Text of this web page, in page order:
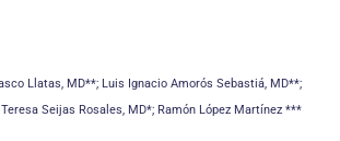
Llatas, MD**; Luis Ignacio Amorós Sebastiá, MD**;
Seijas Rosales, MD*; Ramón López Martínez ***